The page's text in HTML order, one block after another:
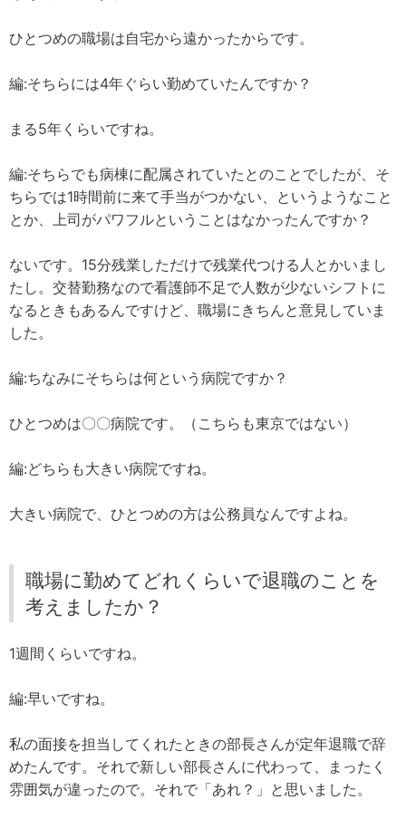
ひとつめの職場は自宅から遠かったからです。
編:そちらには4年ぐらい勤めていたんですか？
まる5年くらいですね。
編:そちらでも病棟に配属されていたとのことでしたが、そ
ちらでは1時間前に来て手当がつかない、というようなこと
とか、上司がパワフルということはなかったんですか？
ないです。15分残業しただけで残業代つける人とかいまし
たし。交替勤務なので看護師不足で人数が少ないシフトに
なるときもあるんですけど、職場にきちんと意見していま
した。
編:ちなみにそちらは何という病院ですか？
ひとつめは〇〇病院です。（こちらも東京ではない）
編:どちらも大きい病院ですね。
大きい病院で、ひとつめの方は公務員なんですよね。
職場に勤めてどれくらいで退職のことを
考えましたか？
1週間くらいですね。
編:早いですね。
私の面接を担当してくれたときの部長さんが定年退職で辞
めたんです。それで新しい部長さんに代わって、まったく
雰囲気が違ったので。それで「あれ？」と思いました。